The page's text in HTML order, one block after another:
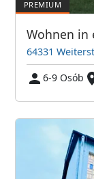
Wohnen in
64331
6-9 Osób